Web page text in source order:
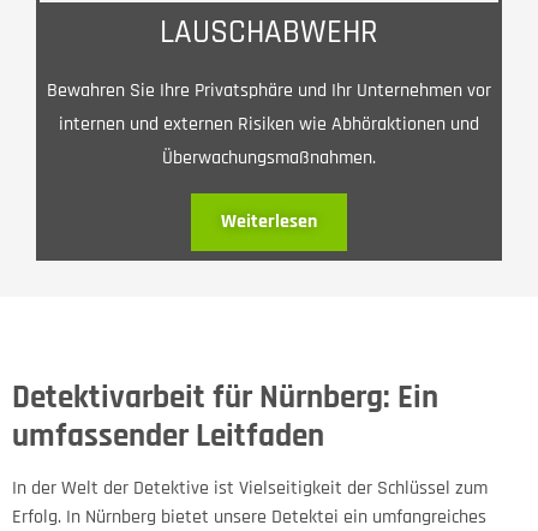
LAUSCHABWEHR
Bewahren Sie Ihre Privatsphäre und Ihr Unternehmen vor
internen und externen Risiken wie Abhöraktionen und
Überwachungsmaßnahmen.
Weiterlesen
Detektivarbeit für Nürnberg: Ein
umfassender Leitfaden
In der Welt der Detektive ist Vielseitigkeit der Schlüssel zum
Erfolg. In Nürnberg bietet unsere Detektei ein umfangreiches